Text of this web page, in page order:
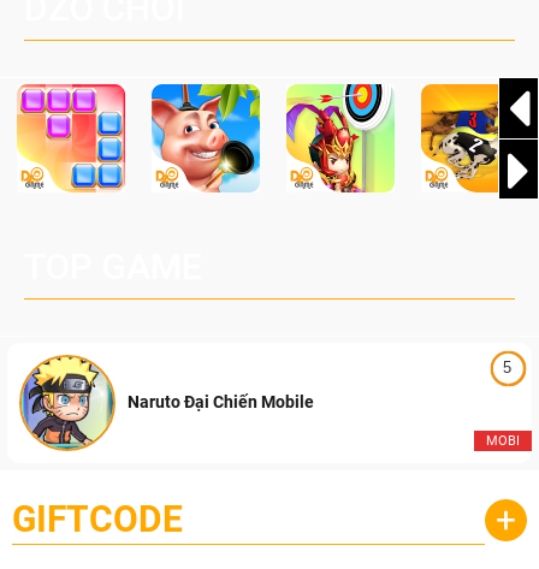
5
MOBI
Naruto Đại Chiến Mobile
GIFTCODE +